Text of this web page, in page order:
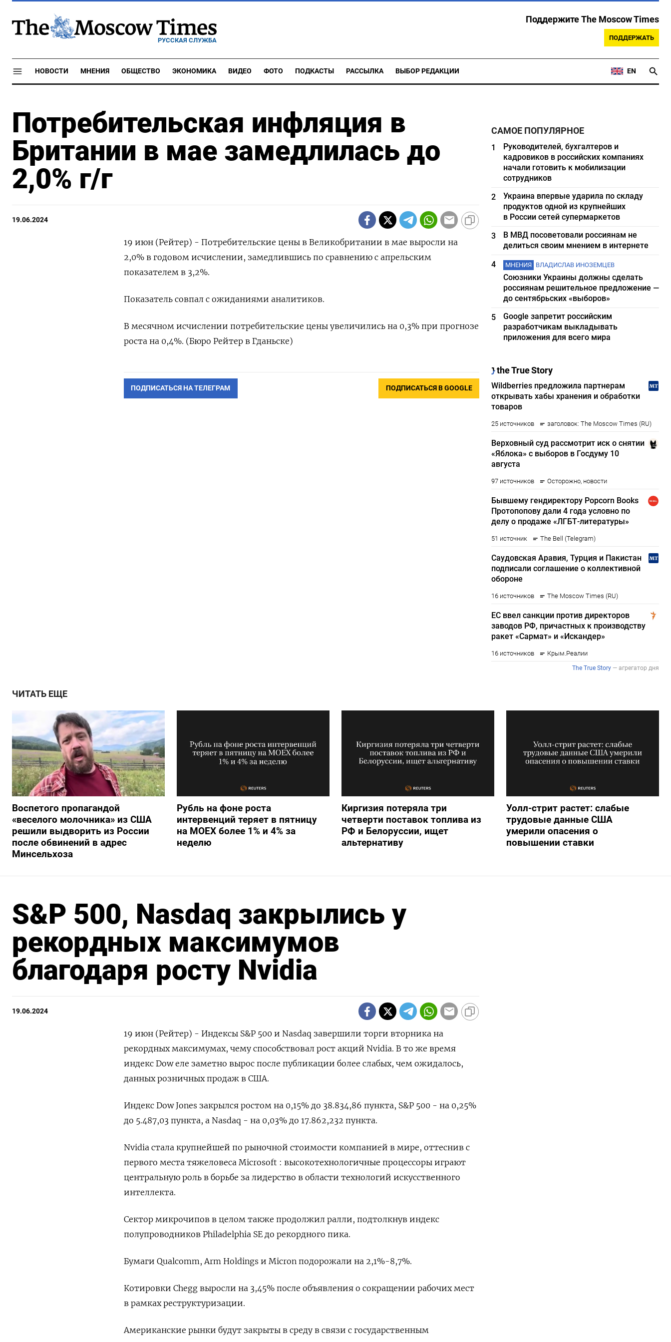
РУССКАЯ СЛУЖБА
Поддержите The Moscow Times
ПОДДЕРЖАТЬ
НОВОСТИ МНЕНИЯ ОБЩЕСТВО ЭКОНОМИКА ВИДЕО ФОТО ПОДКАСТЫ РАССЫЛКА ВЫБОР РЕДАКЦИИ EN
Потребительская инфляция в
Британии в маe замедлилась до
2,0% г/г
19.06.2024
19 июн (Рейтер) - Потребительские цены в Великобритании в маe выросли на
2,0% в годовом исчислении, замедлившись по сравнению с апрельским
показателем в 3,2%.
Показатель совпал с ожиданиями аналитиков.
В месячном исчислении потребительские цены увеличились на 0,3% при прогнозе
роста на 0,4%. (Бюро Рейтер в Гданьске)
ПОДПИСАТЬСЯ НА ТЕЛЕГРАМ ПОДПИСАТЬСЯ В GOOGLE
САМОЕ ПОПУЛЯРНОЕ
1
Руководителей, бухгалтеров и
кадровиков в российских компаниях
начали готовить к мобилизации
сотрудников
2
Украина впервые ударила по складу
продуктов одной из крупнейших
в России сетей супермаркетов
3
В МВД посоветовали россиянам не
делиться своим мнением в интернете
4
МНЕНИЯ ВЛАДИСЛАВ ИНОЗЕМЦЕВ
Союзники Украины должны сделать
россиянам решительное предложение —
до сентябрьских «выборов»
5
Google запретит российским
разработчикам выкладывать
приложения для всего мира
ЧИТАТЬ ЕЩЕ
Воспетого пропагандой
«веселого молочника» из США
решили выдворить из России
после обвинений в адрес
Минсельхоза
Рубль на фоне роста
интервенций теряет в пятницу
на МОЕХ более 1% и 4% за
неделю
Киргизия потеряла три
четверти поставок топлива из
РФ и Белоруссии, ищет
альтернативу
Уолл-стрит растет: слабые
трудовые данные США
умерили опасения о
повышении ставки
S&P 500, Nasdaq закрылись у
рекордных максимумов
благодаря росту Nvidia
19.06.2024
19 июн (Рейтер) - Индексы S&P 500 и Nasdaq завершили торги вторника на
рекордных максимумах, чему способствовал рост акций Nvidia. В то же время
индекс Dow еле заметно вырос после публикации более слабых, чем ожидалось,
данных розничных продаж в США.
Индекс Dow Jones закрылся ростом на 0,15% до 38.834,86 пункта, S&P 500 - на 0,25%
до 5.487,03 пункта​, а ​Nasdaq - на 0,03% до 17.862,232 пункта​.
Nvidia стала крупнейшей по рыночной стоимости компанией в мире, оттеснив с
первого места тяжеловеса Microsoft : высокотехнологичные процессоры играют
центральную роль в борьбе за лидерство в области технологий искусственного
интеллекта.
Сектор микрочипов в целом также продолжил ралли, подтолкнув индекс
полупроводников Philadelphia SE до рекордного пика.
Бумаги Qualcomm, Arm Holdings и Micron подорожали на 2,1%-8,7%.
Котировки Chegg выросли на 3,45% после объявления о сокращении рабочих мест
в рамках реструктуризации.
Американские рынки будут закрыты в среду в связи с государственным